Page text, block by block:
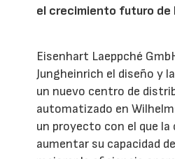
el crecimiento futuro de
Eisenhart Laeppché
Jungheinrich el diseño y
un nuevo centro de
automatizado en
un proyecto con el que la
aumentar su capacidad